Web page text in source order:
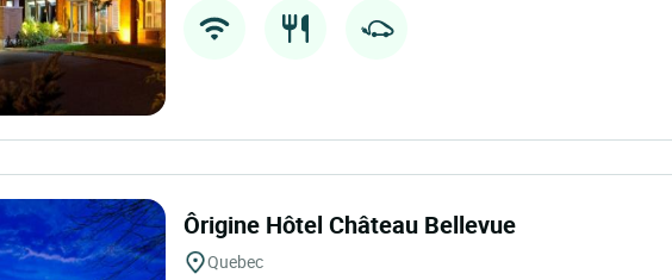
Ôrigine Hôtel Château Bellevue
Quebec